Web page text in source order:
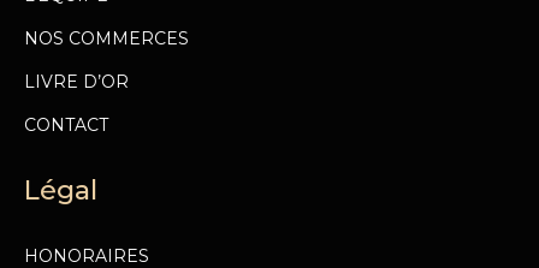
NOS COMMERCES
LIVRE D’OR
CONTACT
Légal
HONORAIRES